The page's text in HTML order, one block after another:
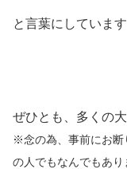
と言葉にしています
ぜひとも、多くの
※念の為、事前にお断
の人でもなんでもあり